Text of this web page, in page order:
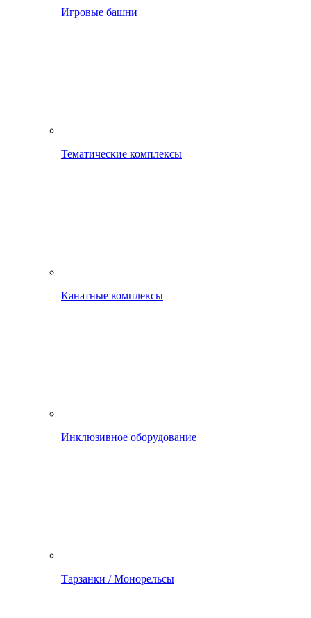
Игровые башни
Тематические комплексы
Канатные комплексы
Инклюзивное оборудование
Тарзанки / Монорельсы